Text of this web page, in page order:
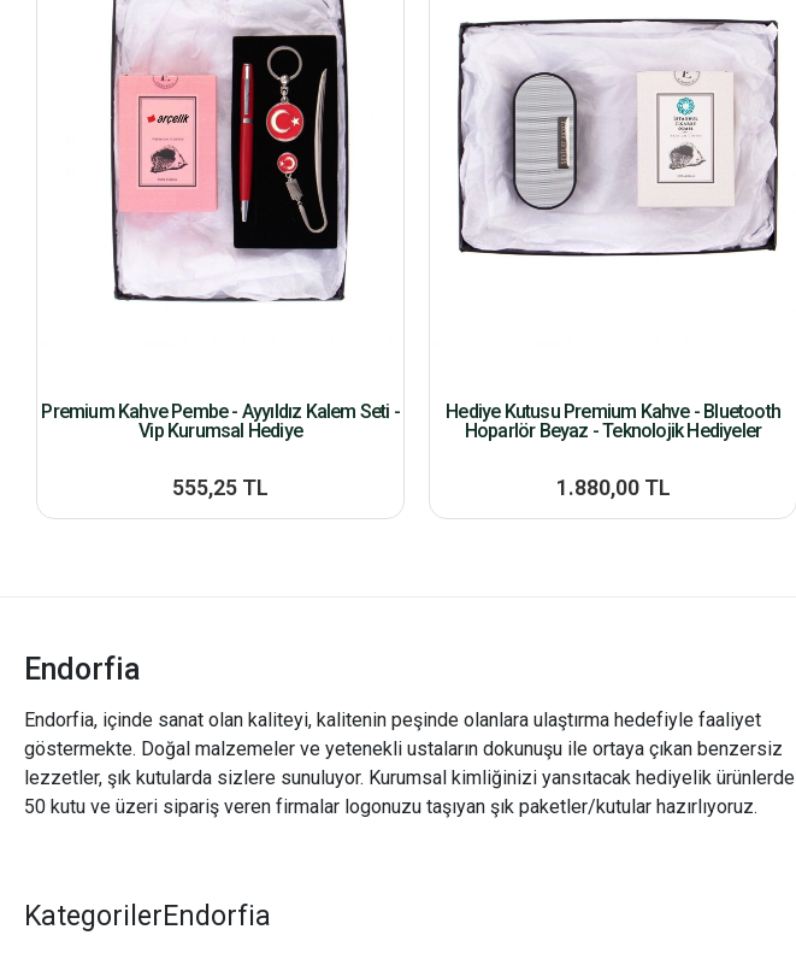
Premium Kahve Pembe - Ayyıldız Kalem Seti -
Vip Kurumsal Hediye
555,25 TL
Hediye Kutusu Premium Kahve - Bluetooth
Hoparlör Beyaz - Teknolojik Hediyeler
1.880,00 TL
Endorfia
Endorfia, içinde sanat olan kaliteyi, kalitenin peşinde olanlara ulaştırma hedefiyle faaliyet
göstermekte. Doğal malzemeler ve yetenekli ustaların dokunuşu ile ortaya çıkan benzersiz
lezzetler, şık kutularda sizlere sunuluyor. Kurumsal kimliğinizi yansıtacak hediyelik ürünlerde
50 kutu ve üzeri sipariş veren firmalar logonuzu taşıyan şık paketler/kutular hazırlıyoruz.
KategorilerEndorfia